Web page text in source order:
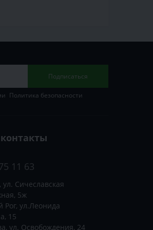
Подписаться
Политика безопасности
11 63
ул. Сичеславская
5ж
Рог, ул.Леонида
15
ул. Освобождения, 24